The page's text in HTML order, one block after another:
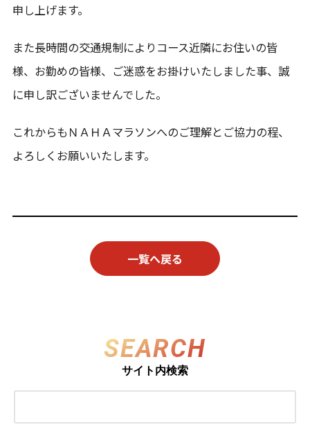
申し上げます。
また長時間の交通規制によりコース近隣にお住いの皆
様、お勤めの皆様、ご迷惑をお掛けいたしました事、誠
に申し訳ございませんでした。
これからもＮＡＨＡマラソンへのご理解とご協力の程、
よろしくお願いいたします。
一覧へ戻る
SEARCH
サイト内検索